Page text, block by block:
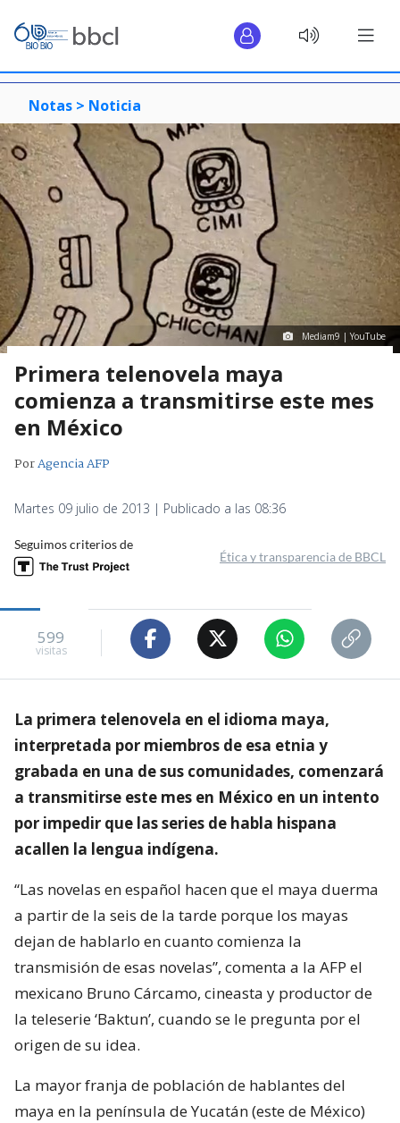
Notas > Noticia
Mediam9 | YouTube
Primera telenovela maya
comienza a transmitirse este mes
en México
PorAgencia AFP
Martes 09 julio de 2013 | Publicado a las 08:36
Seguimos criterios de
Ética y transparencia de BBCL
599
visitas
La primera telenovela en el idioma maya,
interpretada por miembros de esa etnia y
grabada en una de sus comunidades, comenzará
a transmitirse este mes en México en un intento
por impedir que las series de habla hispana
acallen la lengua indígena.
“Las novelas en español hacen que el maya duerma
a partir de la seis de la tarde porque los mayas
dejan de hablarlo en cuanto comienza la
transmisión de esas novelas”, comenta a la AFP el
mexicano Bruno Cárcamo, cineasta y productor de
la teleserie ‘Baktun’, cuando se le pregunta por el
origen de su idea.
La mayor franja de población de hablantes del
maya en la península de Yucatán (este de México)